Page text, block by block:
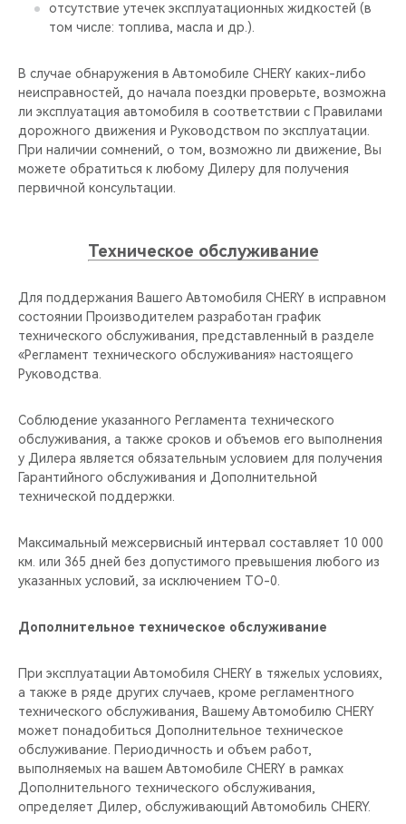
отсутствие утечек эксплуатационных жидкостей (в
том числе: топлива, масла и др.).
В случае обнаружения в Автомобиле CHERY каких-либо
неисправностей, до начала поездки проверьте, возможна
ли эксплуатация автомобиля в соответствии с Правилами
дорожного движения и Руководством по эксплуатации.
При наличии сомнений, о том, возможно ли движение, Вы
можете обратиться к любому Дилеру для получения
первичной консультации.
Техническое обслуживание
Для поддержания Вашего Автомобиля CHERY в исправном
состоянии Производителем разработан график
технического обслуживания, представленный в разделе
«Регламент технического обслуживания» настоящего
Руководства.
Соблюдение указанного Регламента технического
обслуживания, а также сроков и объемов его выполнения
у Дилера является обязательным условием для получения
Гарантийного обслуживания и Дополнительной
технической поддержки.
Максимальный межсервисный интервал составляет 10 000
км. или 365 дней без допустимого превышения любого из
указанных условий, за исключением ТО-0.
Дополнительное техническое обслуживание
При эксплуатации Автомобиля CHERY в тяжелых условиях,
а также в ряде других случаев, кроме регламентного
технического обслуживания, Вашему Автомобилю CHERY
может понадобиться Дополнительное техническое
обслуживание. Периодичность и объем работ,
выполняемых на вашем Автомобиле CHERY в рамках
Дополнительного технического обслуживания,
определяет Дилер, обслуживающий Автомобиль CHERY.